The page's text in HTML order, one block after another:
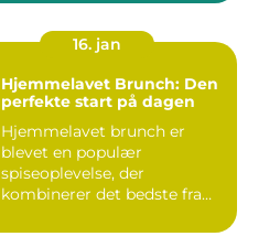
16. jan
Hjemmelavet Brunch: Den
perfekte start på dagen
Hjemmelavet brunch er
blevet en populær
spiseoplevelse, der
kombinerer det bedste fra